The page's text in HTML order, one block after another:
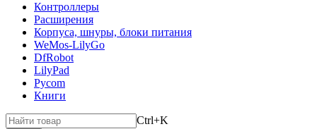
Контроллеры
Расширения
Корпуса, шнуры, блоки питания
WeMos-LilyGo
DfRobot
LilyPad
Pycom
Книги
Ctrl+K